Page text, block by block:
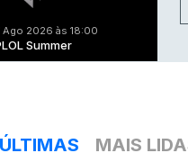
Ago 2026 às 18:00
Summer
ÚLTIMAS MAIS